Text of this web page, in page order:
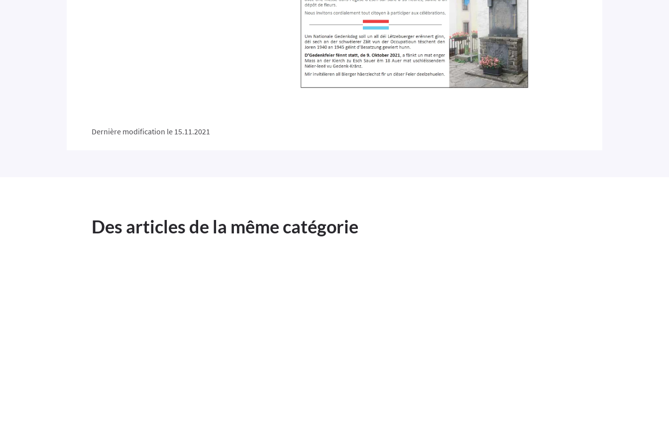
Dernière modification le 15.11.2021
Des articles de la même catégorie